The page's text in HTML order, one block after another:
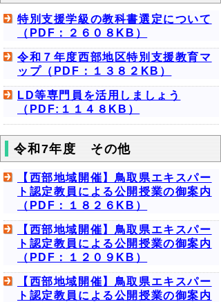
特別支援学級の教科書選定について
（PDF：２６０８KB）
令和７年度西部地区特別支援教育マ
ップ（PDF：１３８２KB）
LD等専門員を活用しましょう
（PDF:１１４８KB）
令和7年度 その他
【西部地域開催】鳥取県エキスパー
ト認定教員による公開授業の御案内
（PDF：１８２６KB）
【西部地域開催】鳥取県エキスパー
ト認定教員による公開授業の御案内
（PDF：１２０９KB）
【西部地域開催】鳥取県エキスパー
ト認定教員による公開授業の御案内